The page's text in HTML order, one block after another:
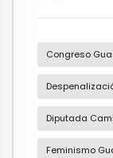
Congreso
Diputada
Feminismo